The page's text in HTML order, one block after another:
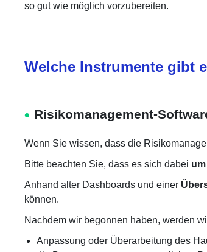
so gut wie möglich vorzubereiten.
Welche Instrumente gibt
Risikomanagement-
Wenn Sie wissen, dass die
Bitte beachten Sie, dass es sich dabei
Anhand alter Dashboards und einer
können.
Nachdem wir begonnen haben, werden
Anpassung oder Überarbeitung des